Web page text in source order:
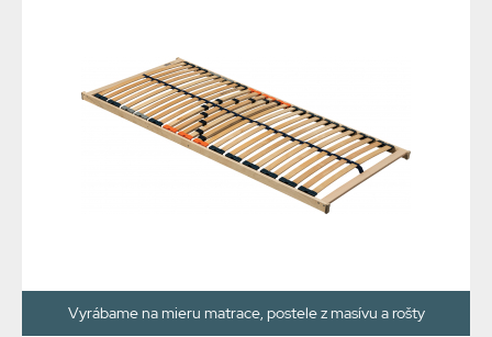
Vyrábame na mieru matrace, postele z masívu a rošty